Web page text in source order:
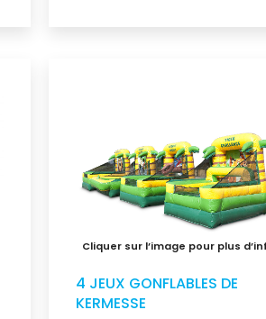
4 JEUX GONFLABLES DE
KERMESSE